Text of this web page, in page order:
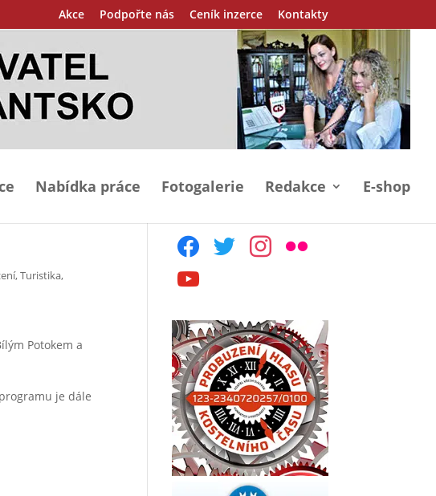
Akce Podpořte nás Ceník inzerce Kontakty
Nabídka práce Fotogalerie Redakce E-shop
,Turistika,
Potokem a
je dále
facebooktwitter instagram
flickr
youtube